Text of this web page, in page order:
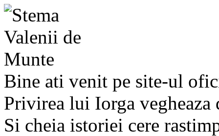
Bine ati venit pe site-ul
Privirea lui Iorga
Si cheia istoriei cere